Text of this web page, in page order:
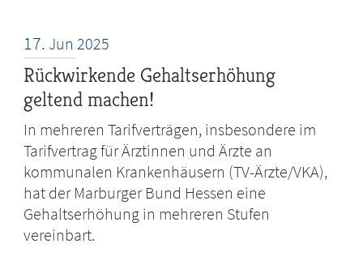
17. Jun 2025
Rückwirkende Gehaltserhöhung
geltend machen!
In mehreren Tarifverträgen, insbesondere im
Tarifvertrag für Ärztinnen und Ärzte an
kommunalen Krankenhäusern (TV-Ärzte/VKA),
hat der Marburger Bund Hessen eine
Gehaltserhöhung in mehreren Stufen
vereinbart.